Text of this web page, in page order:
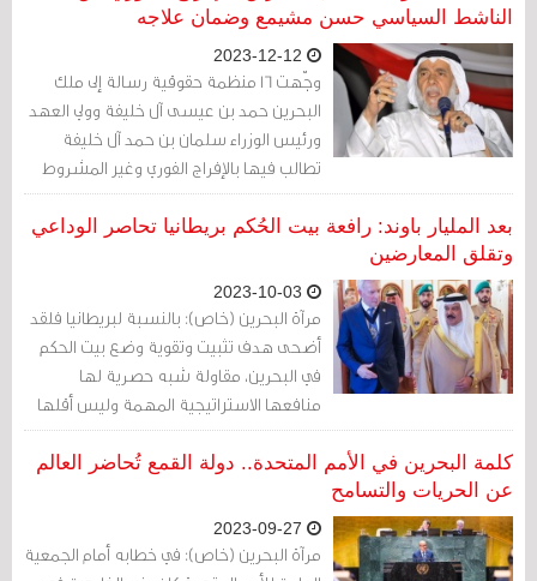
الناشط السياسي حسن مشيمع وضمان علاجه
وجّهت 16 منظمة حقوقية رسالة إلى ملك
البحرين حمد بن عيسى آل خليفة وولي العهد
ورئيس الوزراء سلمان بن حمد آل خليفة
تطالب فيها بالإفراج الفوري وغير المشروط
عن الناشط السياسي البالغ من العمر 75
عامًا حسن مشيمع، وتأمين العلاج الطبي
بعد المليار باوند: رافعة بيت الحُكم بريطانيا تحاصر الوداعي
وتقلق المعارضين
مرآة البحرين (خاص): بالنسبة لبريطانيا فلقد
أضحى هدف تثبيت وتقوية وضع بيت الحكم
في البحرين، مقاولة شبه حصرية لها
منافعها الاستراتيجية المهمة وليس أقلها
العودة للخليج بشكل كامل، أمنيا، وعسكريا،
وسياسيا واقتصاديا، وفي هذا السبيل تعمل
كلمة البحرين في الأمم المتحدة.. دولة القمع تُحاضر العالم
عن الحريات والتسامح
مرآة البحرين (خاص): في خطابه أمام الجمعية